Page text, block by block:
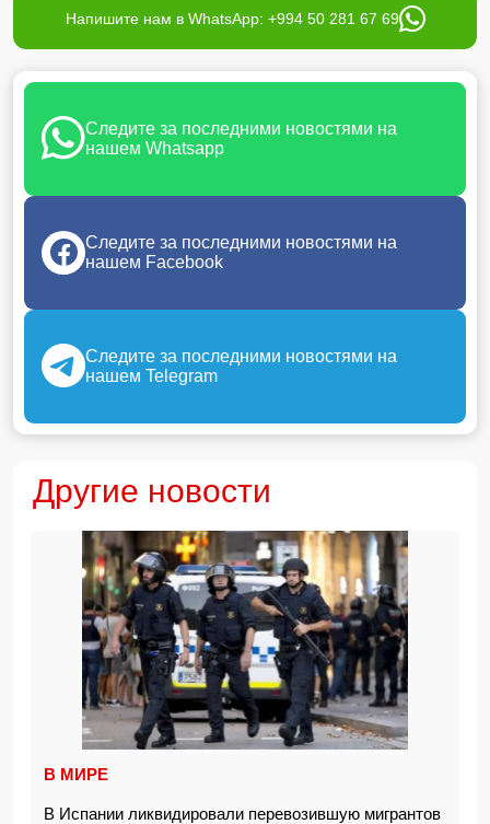
Напишите нам в WhatsApp: +994 50 281 67 69
Следите за последними новостями на
нашем Whatsapp
Следите за последними новостями на
нашем Facebook
Следите за последними новостями на
нашем Telegram
Другие новости
В МИРЕ
В Испании ликвидировали перевозившую мигрантов